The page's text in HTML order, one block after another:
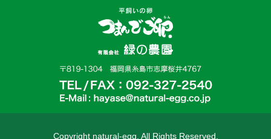
Copyright natural-egg. All Rights Reserved.